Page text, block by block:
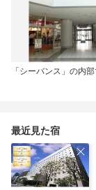
「シーバンス」の内部
最近見た宿